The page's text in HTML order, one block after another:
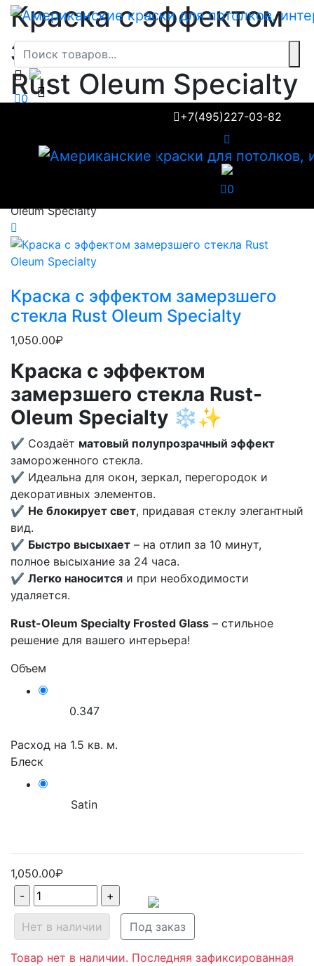
0
+7(495)227-03-82
0
Краска с эффектом
замерзшего стекла
Rust Oleum Specialty
Аэрозольные краски
Краска с эффектом замерзшего стекла Rust
Oleum Specialty
Краска с эффектом замерзшего
стекла Rust Oleum Specialty
1,050.00₽
Краска с эффектом
замерзшего стекла Rust-
Oleum Specialty ❄✨
✔ Создаёт матовый полупрозрачный эффект
замороженного стекла.
✔ Идеальна для окон, зеркал, перегородок и
декоративных элементов.
✔ Не блокирует свет, придавая стеклу элегантный
вид.
✔ Быстро высыхает – на отлип за 10 минут,
полное высыхание за 24 часа.
✔ Легко наносится и при необходимости
удаляется.
Rust-Oleum Specialty Frosted Glass – стильное
решение для вашего интерьера!
Объем
0.347
Расход на 1.5 кв. м.
Блеск
Satin
1,050.00₽
Нет в наличии Под заказ
Товар нет в наличии. Последняя зафиксированная